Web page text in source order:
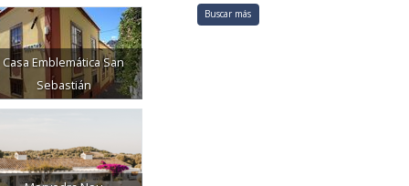
Casa Emblemática San
Sebastián
Buscar más